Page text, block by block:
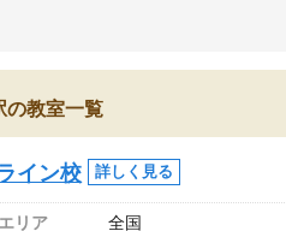
の教室一覧
イン校 詳しく見る
リア 全国